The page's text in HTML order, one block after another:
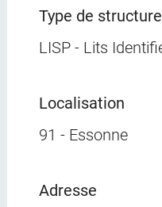
Type de structure
LISP - Lits
Localisation
91 - Essonne
Adresse